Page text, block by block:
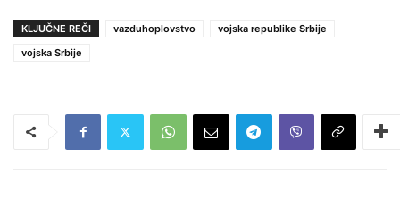
KLJUČNE REČI vazduhoplovstvo
vojska republike Srbije
vojska Srbije